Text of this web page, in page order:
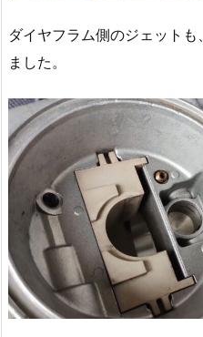
ダイヤフラム側のジェット
ました。